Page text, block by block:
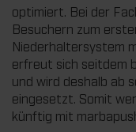
optimiert. Bei der
Besuchern zum
Niederhaltersystem
erfreut sich seitdem
und wird deshalb ab
eingesetzt. Somit
künftig mit